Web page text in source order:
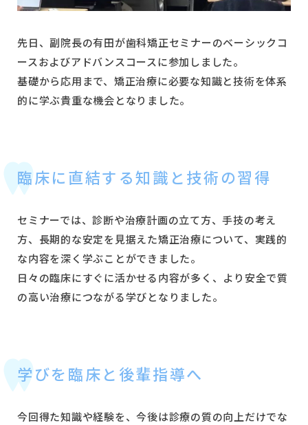
先日、副院長の有田が歯科矯正セミナーのベーシックコ
ースおよびアドバンスコースに参加しました。
基礎から応用まで、矯正治療に必要な知識と技術を体系
的に学ぶ貴重な機会となりました。
臨床に直結する知識と技術の習得
セミナーでは、診断や治療計画の立て方、手技の考え
方、長期的な安定を見据えた矯正治療について、実践的
な内容を深く学ぶことができました。
日々の臨床にすぐに活かせる内容が多く、より安全で質
の高い治療につながる学びとなりました。
学びを臨床と後輩指導へ
今回得た知識や経験を、今後は診療の質の向上だけでな